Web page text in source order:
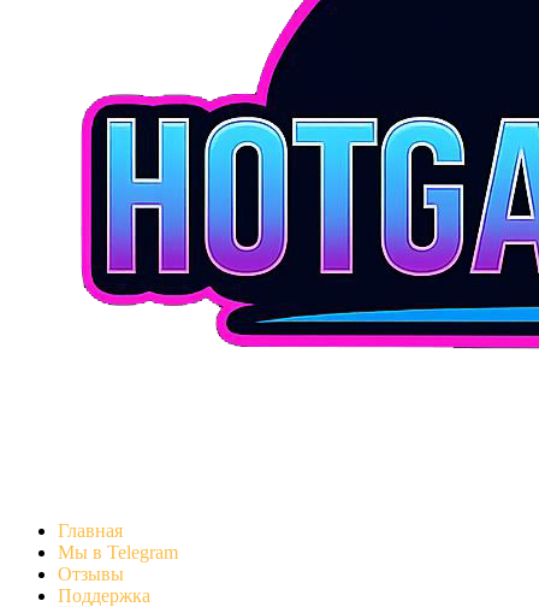
Главная
Мы в Telegram
Отзывы
Поддержка